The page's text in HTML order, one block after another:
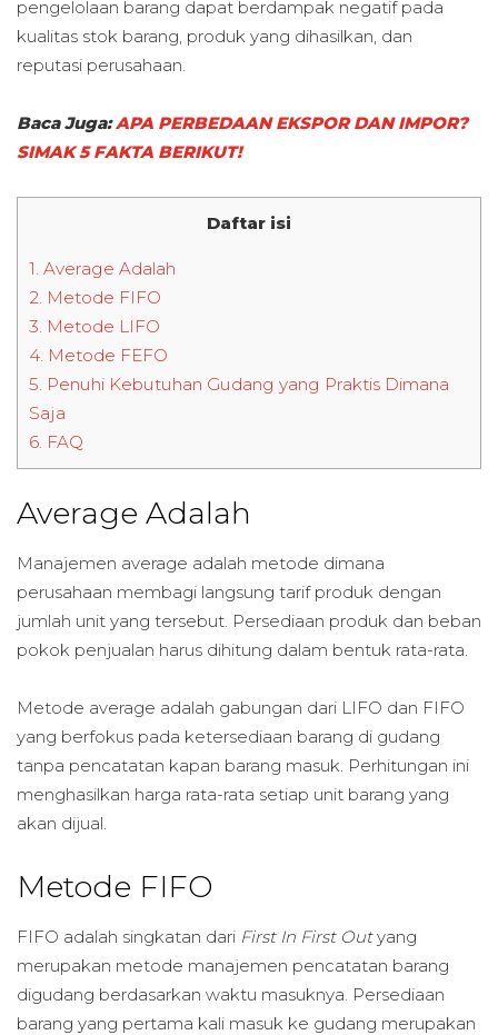
pengelolaan barang dapat berdampak negatif pada
kualitas stok barang, produk yang dihasilkan, dan
reputasi perusahaan.
Baca Juga:APA PERBEDAAN EKSPOR DAN IMPOR?
SIMAK 5 FAKTA BERIKUT!
Daftar isi
1. Average Adalah
2. Metode FIFO
3. Metode LIFO
4. Metode FEFO
5. Penuhi Kebutuhan Gudang yang Praktis Dimana
Saja
6. FAQ
Average Adalah
Manajemen average adalah metode dimana
perusahaan membagi langsung tarif produk dengan
jumlah unit yang tersebut. Persediaan produk dan beban
pokok penjualan harus dihitung dalam bentuk rata-rata.
Metode average adalah gabungan dari LIFO dan FIFO
yang berfokus pada ketersediaan barang di gudang
tanpa pencatatan kapan barang masuk. Perhitungan ini
menghasilkan harga rata-rata setiap unit barang yang
akan dijual.
Metode FIFO
FIFO adalah singkatan dari First In First Outyang
merupakan metode manajemen pencatatan barang
digudang berdasarkan waktu masuknya. Persediaan
barang yang pertama kali masuk ke gudang merupakan